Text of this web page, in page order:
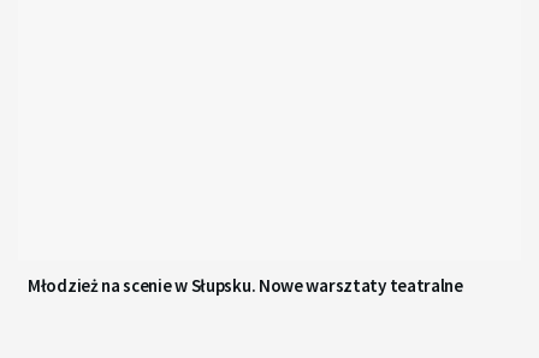
Młodzież na scenie w Słupsku. Nowe warsztaty teatralne